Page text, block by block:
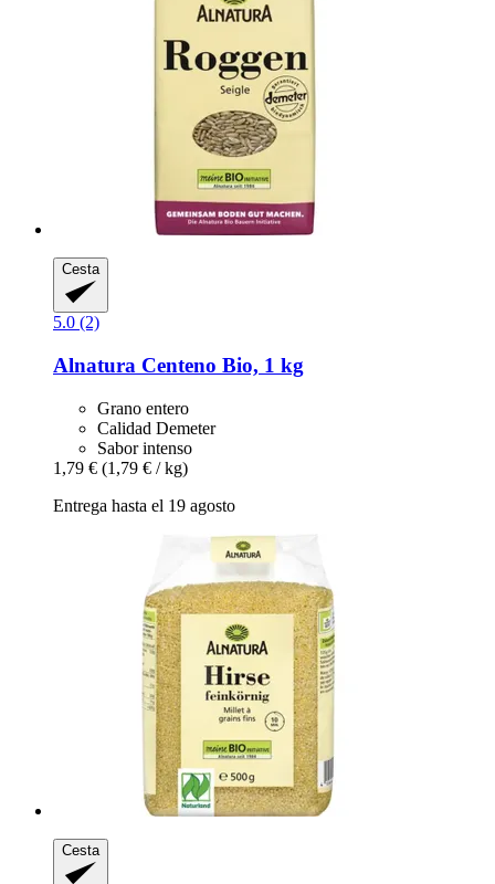
Cesta
5.0 (2)
Alnatura Centeno Bio, 1 kg
Grano entero
Calidad Demeter
Sabor intenso
1,79 € (1,79 € / kg)
Entrega hasta el 19 agosto
Cesta